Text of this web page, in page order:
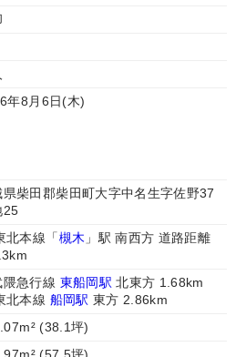
年8月6日(木)
県柴田郡柴田町大字中名生字佐野37
25
北本線「槻木 」駅 南西方 道路距離
隈急行線 東船岡駅 北東方 1.68km
北本線 船岡駅 東方 2.86km
(38.1坪)